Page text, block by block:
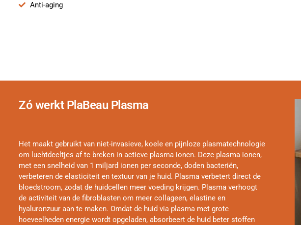
Anti-aging
Zó werkt PlaBeau Plasma
Het maakt gebruikt van niet-invasieve, koele en pijnloze plasmatechnologie
om luchtdeeltjes af te breken in actieve plasma ionen. Deze plasma ionen,
met een snelheid van 1 miljard ionen per seconde, doden bacteriën,
verbeteren de elasticiteit en textuur van je huid. Plasma verbetert direct de
bloedstroom, zodat de huidcellen meer voeding krijgen. Plasma verhoogt
de activiteit van de fibroblasten om meer collageen, elastine en
hyaluronzuur aan te maken. Omdat de huid via plasma met grote
hoeveelheden energie wordt opgeladen, absorbeert de huid beter stoffen